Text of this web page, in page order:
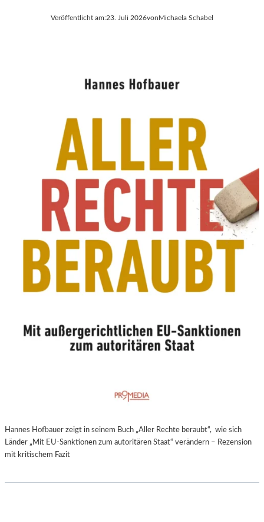
Veröffentlicht am:23. Juli 2026von Michaela Schabel
Hannes Hofbauer zeigt in seinem Buch „Aller Rechte beraubt“, wie sich
Länder „Mit EU-Sanktionen zum autoritären Staat“ verändern – Rezension
mit kritischem Fazit